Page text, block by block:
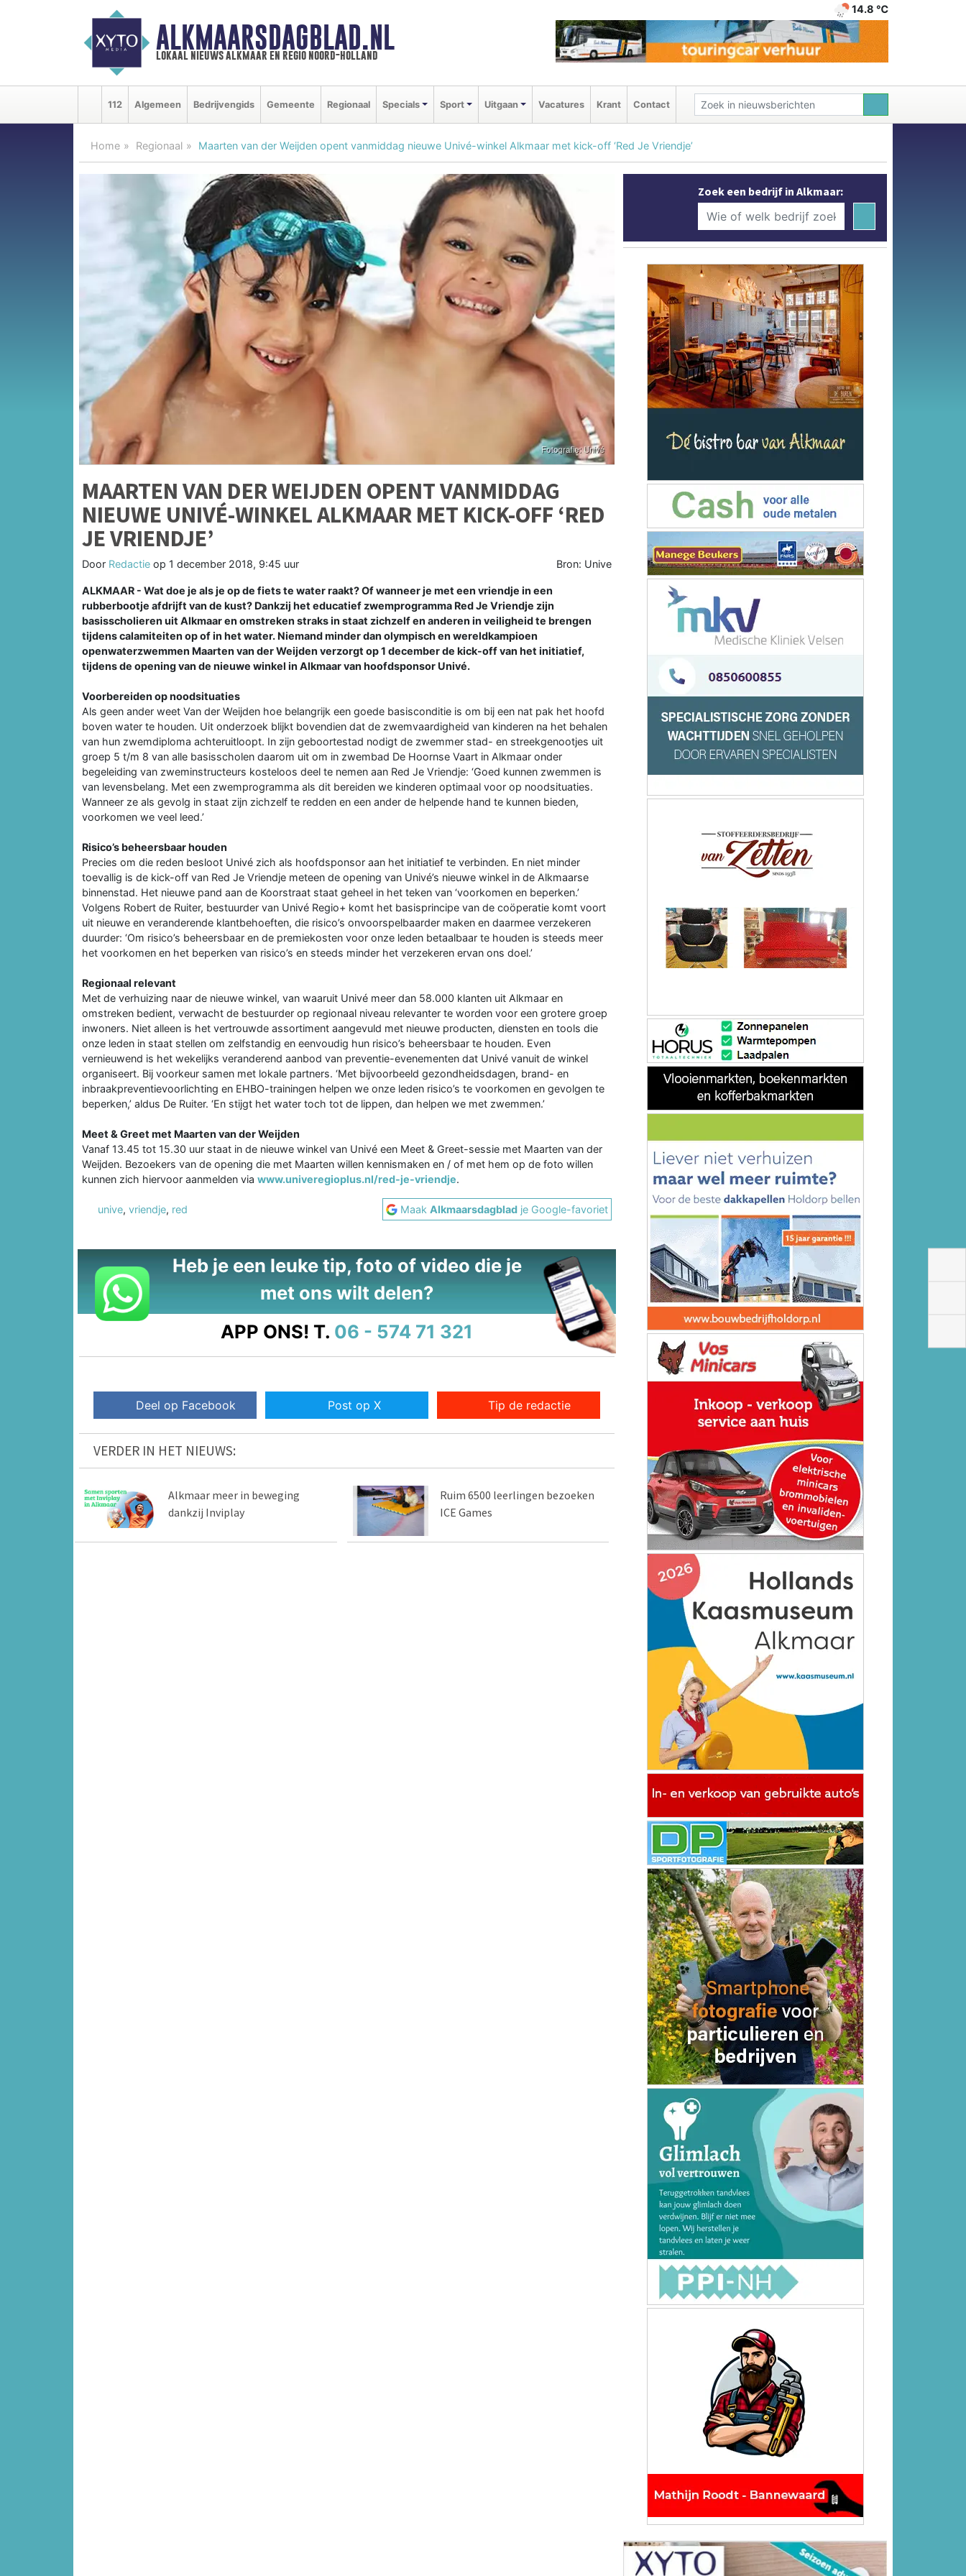
ALKMAARSDAGBLAD.NL
lokaal nieuws alkmaar en regio noord-holland
14.8 ℃
112 Algemeen Bedrijvengids Gemeente Regionaal Specials Sport Uitgaan Vacatures Krant Contact
Home Regionaal Maarten van der Weijden opent vanmiddag nieuwe Univé-winkel Alkmaar met kick-off ‘Red Je Vriendje’
MAARTEN VAN DER WEIJDEN OPENT VANMIDDAG
NIEUWE UNIVÉ-WINKEL ALKMAAR MET KICK-OFF ‘RED
JE VRIENDJE’
Door Redactie op 1 december 2018, 9:45 uur Bron: Unive
ALKMAAR - Wat doe je als je op de fiets te water raakt? Of wanneer je met een vriendje in een
rubberbootje afdrijft van de kust? Dankzij het educatief zwemprogramma Red Je Vriendje zijn
basisscholieren uit Alkmaar en omstreken straks in staat zichzelf en anderen in veiligheid te brengen
tijdens calamiteiten op of in het water. Niemand minder dan olympisch en wereldkampioen
openwaterzwemmen Maarten van der Weijden verzorgt op 1 december de kick-off van het initiatief,
tijdens de opening van de nieuwe winkel in Alkmaar van hoofdsponsor Univé.
Voorbereiden op noodsituaties
Als geen ander weet Van der Weijden hoe belangrijk een goede basisconditie is om bij een nat pak het hoofd
boven water te houden. Uit onderzoek blijkt bovendien dat de zwemvaardigheid van kinderen na het behalen
van hun zwemdiploma achteruitloopt. In zijn geboortestad nodigt de zwemmer stad- en streekgenootjes uit
groep 5 t/m 8 van alle basisscholen daarom uit om in zwembad De Hoornse Vaart in Alkmaar onder
begeleiding van zweminstructeurs kosteloos deel te nemen aan Red Je Vriendje: ‘Goed kunnen zwemmen is
van levensbelang. Met een zwemprogramma als dit bereiden we kinderen optimaal voor op noodsituaties.
Wanneer ze als gevolg in staat zijn zichzelf te redden en een ander de helpende hand te kunnen bieden,
voorkomen we veel leed.’
Risico’s beheersbaar houden
Precies om die reden besloot Univé zich als hoofdsponsor aan het initiatief te verbinden. En niet minder
toevallig is de kick-off van Red Je Vriendje meteen de opening van Univé’s nieuwe winkel in de Alkmaarse
binnenstad. Het nieuwe pand aan de Koorstraat staat geheel in het teken van ‘voorkomen en beperken.’
Volgens Robert de Ruiter, bestuurder van Univé Regio+ komt het basisprincipe van de coöperatie komt voort
uit nieuwe en veranderende klantbehoeften, die risico’s onvoorspelbaarder maken en daarmee verzekeren
duurder: ‘Om risico’s beheersbaar en de premiekosten voor onze leden betaalbaar te houden is steeds meer
het voorkomen en het beperken van risico’s en steeds minder het verzekeren ervan ons doel.’
Regionaal relevant
Met de verhuizing naar de nieuwe winkel, van waaruit Univé meer dan 58.000 klanten uit Alkmaar en
omstreken bedient, verwacht de bestuurder op regionaal niveau relevanter te worden voor een grotere groep
inwoners. Niet alleen is het vertrouwde assortiment aangevuld met nieuwe producten, diensten en tools die
onze leden in staat stellen om zelfstandig en eenvoudig hun risico’s beheersbaar te houden. Even
vernieuwend is het wekelijks veranderend aanbod van preventie-evenementen dat Univé vanuit de winkel
organiseert. Bij voorkeur samen met lokale partners. ‘Met bijvoorbeeld gezondheidsdagen, brand- en
inbraakpreventievoorlichting en EHBO-trainingen helpen we onze leden risico’s te voorkomen en gevolgen te
beperken,’ aldus De Ruiter. ‘En stijgt het water toch tot de lippen, dan helpen we met zwemmen.’
Meet & Greet met Maarten van der Weijden
Vanaf 13.45 tot 15.30 uur staat in de nieuwe winkel van Univé een Meet & Greet-sessie met Maarten van der
Weijden. Bezoekers van de opening die met Maarten willen kennismaken en / of met hem op de foto willen
kunnen zich hiervoor aanmelden via www.univeregioplus.nl/red-je-vriendje.
unive, vriendje, red MaakAlkmaarsdagblad je Google-favoriet
Heb je een leuke tip, foto of video die je
met ons wilt delen?
APP ONS! T. 06 - 574 71 321
Deel op Facebook Post op X Tip de redactie
VERDER IN HET NIEUWS:
Alkmaar meer in beweging
dankzij Inviplay
Ruim 6500 leerlingen bezoeken
ICE Games
Zoek een bedrijf in Alkmaar: